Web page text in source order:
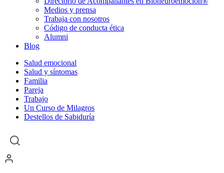
Medios y prensa
Trabaja con nosotros
Código de conducta ética
Alumni
Blog
Salud emocional
Salud y síntomas
Familia
Pareja
Trabajo
Un Curso de Milagros
Destellos de Sabiduría